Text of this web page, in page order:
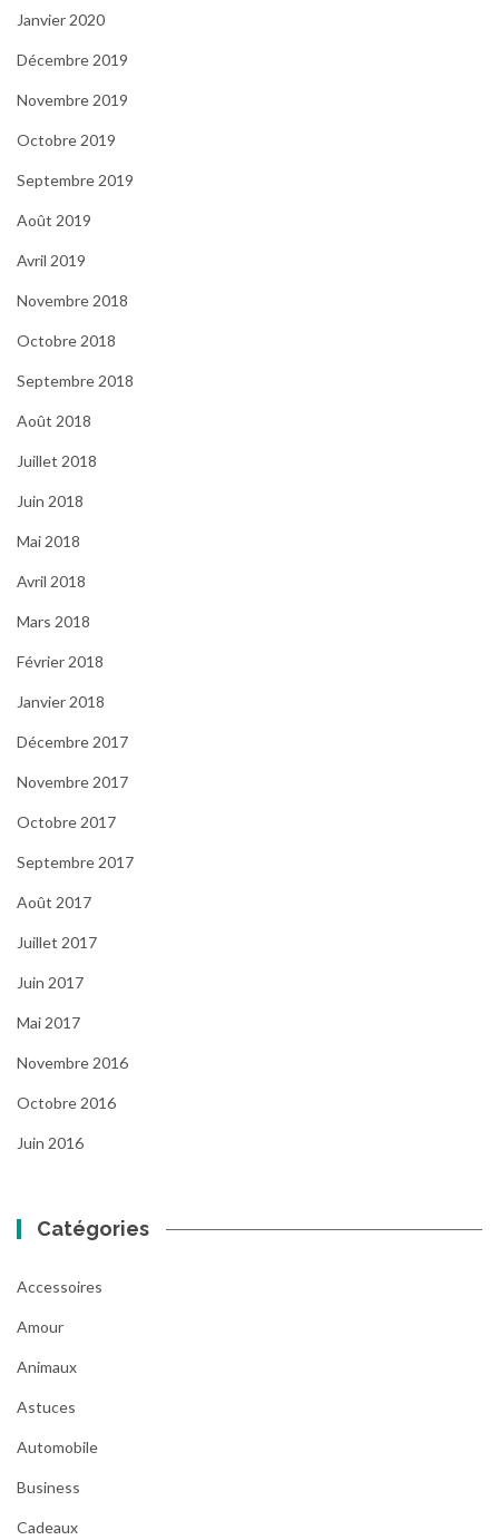
Janvier 2020
Décembre 2019
Novembre 2019
Octobre 2019
Septembre 2019
Août 2019
Avril 2019
Novembre 2018
Octobre 2018
Septembre 2018
Août 2018
Juillet 2018
Juin 2018
Mai 2018
Avril 2018
Mars 2018
Février 2018
Janvier 2018
Décembre 2017
Novembre 2017
Octobre 2017
Septembre 2017
Août 2017
Juillet 2017
Juin 2017
Mai 2017
Novembre 2016
Octobre 2016
Juin 2016
Catégories
Accessoires
Amour
Animaux
Astuces
Automobile
Business
Cadeaux